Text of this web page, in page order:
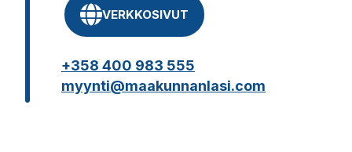
VERKKOSIVUT
+358 400 983 555
myynti@maakunnanlasi.com